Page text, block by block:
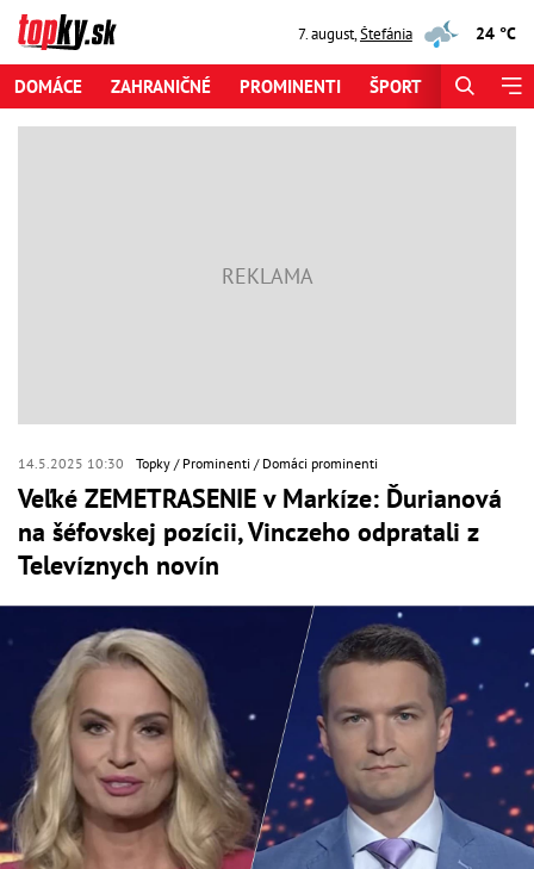
7. august,Štefánia 24 °C
DOMÁCE ZAHRANIČNÉ PROMINENTI ŠPORT
14.5.2025 10:30 Topky Prominenti Domáci prominenti
Veľké ZEMETRASENIE v Markíze: Ďurianová
na šéfovskej pozícii, Vinczeho odpratali z
Televíznych novín